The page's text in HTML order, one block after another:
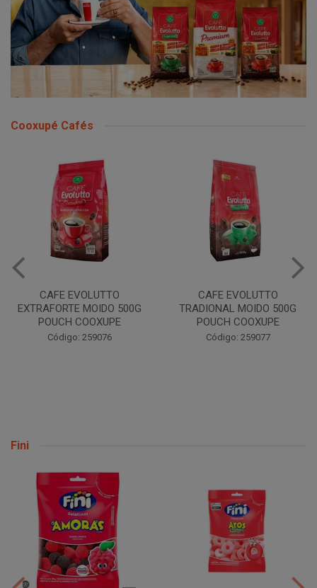
Cooxupé Cafés
CAFE EVOLUTTO
EXTRAFORTE MOIDO 500G
POUCH COOXUPE
Código: 259076
CAFE EVOLUTTO
TRADIONAL MOIDO 500G
POUCH COOXUPE
Código: 259077
Fini